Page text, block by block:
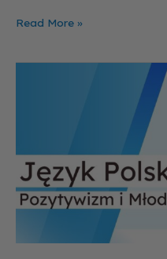
Read More »
Pozytywizm
i